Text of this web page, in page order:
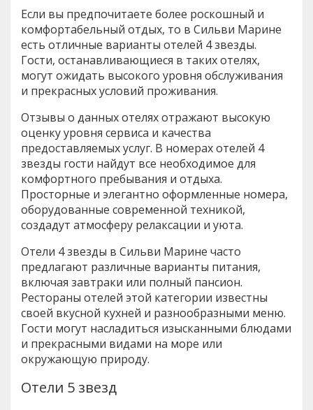
Если вы предпочитаете более роскошный и
комфортабельный отдых, то в Сильви Марине
есть отличные варианты отелей 4 звезды.
Гости, останавливающиеся в таких отелях,
могут ожидать высокого уровня обслуживания
и прекрасных условий проживания.
Отзывы о данных отелях отражают высокую
оценку уровня сервиса и качества
предоставляемых услуг. В номерах отелей 4
звезды гости найдут все необходимое для
комфортного пребывания и отдыха.
Просторные и элегантно оформленные номера,
оборудованные современной техникой,
создадут атмосферу релаксации и уюта.
Отели 4 звезды в Сильви Марине часто
предлагают различные варианты питания,
включая завтраки или полный пансион.
Рестораны отелей этой категории известны
своей вкусной кухней и разнообразными меню.
Гости могут насладиться изысканными блюдами
и прекрасными видами на море или
окружающую природу.
Отели 5 звезд